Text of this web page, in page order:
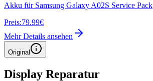
Akku für Samsung Galaxy A02S Service Pack
Preis:79.99€
Mehr Details ansehen
Original
Display Reparatur